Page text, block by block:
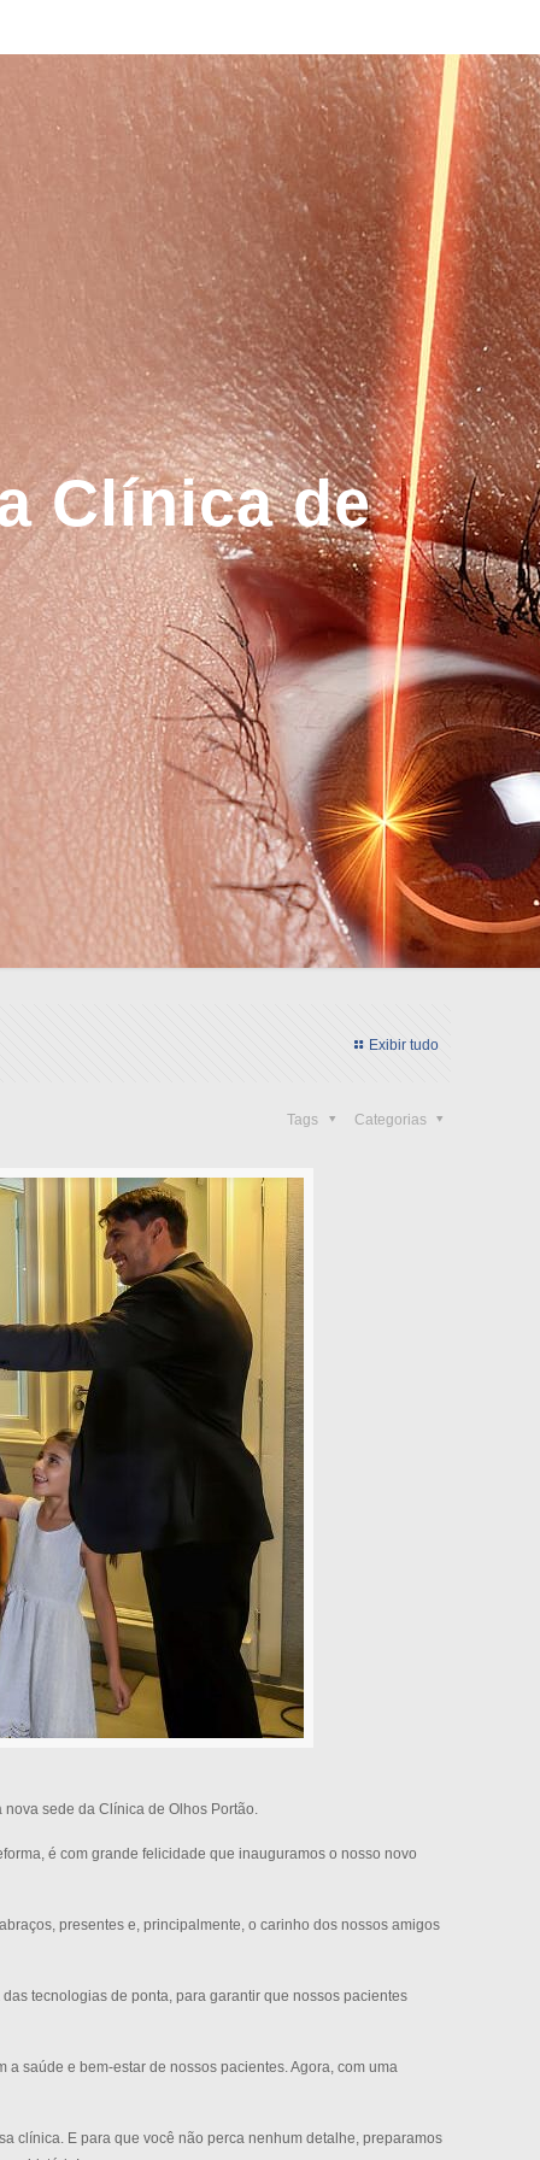
Clínica de
Exibir tudo
Categorias
Tags
sede da Clínica de Olhos Portão.
é com grande felicidade que inauguramos o nosso novo
presentes e, principalmente, o carinho dos nossos amigos
tecnologias de ponta, para garantir que nossos pacientes
saúde e bem-estar de nossos pacientes. Agora, com uma
clínica. E para que você não perca nenhum detalhe, preparamos